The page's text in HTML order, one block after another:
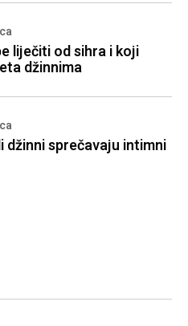
liječiti od sihra i koji
džinnima
džinni sprečavaju intimni